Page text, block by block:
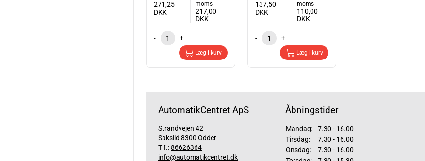
271,25
DKK
moms
217,00
DKK
- +
Læg i kurv
137,50
DKK
moms
110,00
DKK
- +
Læg i kurv
AutomatikCentret ApS
Strandvejen 42
Saksild 8300 Odder
Tlf.:86626364
info@automatikcentret.dk
Åbningstider
Mandag:
7.30 - 16.00
Tirsdag:
7.30 - 16.00
Onsdag:
7.30 - 16.00